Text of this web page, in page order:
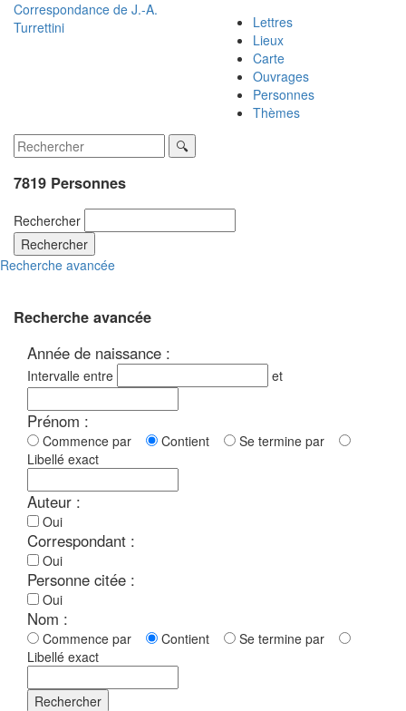
Correspondance de J.-A.
Turrettini
Lettres
Lieux
Carte
Ouvrages
Personnes
Thèmes
7819 Personnes
Rechercher
Rechercher
Recherche avancée
Recherche avancée
Année de naissance :
Intervalle entre et
Prénom :
Commence par Contient
Se termine par
Libellé exact
Auteur :
Oui
Correspondant :
Oui
Personne citée :
Oui
Nom :
Commence par Contient
Se termine par
Libellé exact
Rechercher